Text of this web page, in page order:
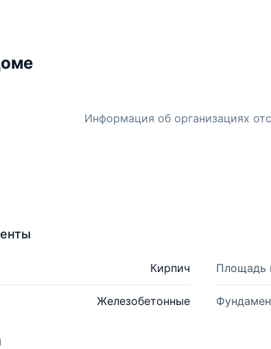
Информация об организациях
Кирпич Площадь
Железобетонные